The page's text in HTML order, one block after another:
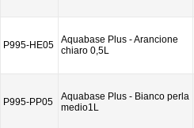
P995-HE05
Aquabase Plus - Arancione
chiaro 0,5L
P995-PP05
Aquabase Plus - Bianco perla
medio1L